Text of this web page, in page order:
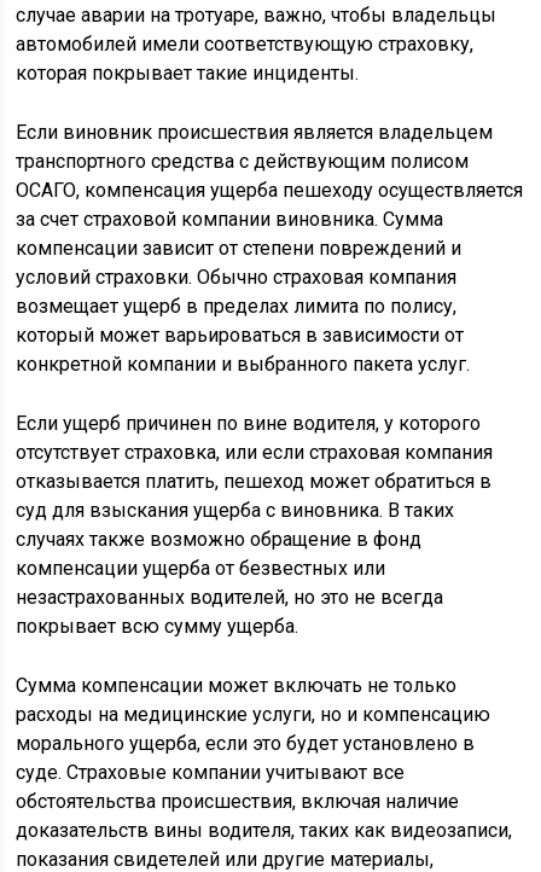
случае аварии на тротуаре, важно, чтобы владельцы
автомобилей имели соответствующую страховку,
которая покрывает такие инциденты.
Если виновник происшествия является владельцем
транспортного средства с действующим полисом
ОСАГО, компенсация ущерба пешеходу осуществляется
за счет страховой компании виновника. Сумма
компенсации зависит от степени повреждений и
условий страховки. Обычно страховая компания
возмещает ущерб в пределах лимита по полису,
который может варьироваться в зависимости от
конкретной компании и выбранного пакета услуг.
Если ущерб причинен по вине водителя, у которого
отсутствует страховка, или если страховая компания
отказывается платить, пешеход может обратиться в
суд для взыскания ущерба с виновника. В таких
случаях также возможно обращение в фонд
компенсации ущерба от безвестных или
незастрахованных водителей, но это не всегда
покрывает всю сумму ущерба.
Сумма компенсации может включать не только
расходы на медицинские услуги, но и компенсацию
морального ущерба, если это будет установлено в
суде. Страховые компании учитывают все
обстоятельства происшествия, включая наличие
доказательств вины водителя, таких как видеозаписи,
показания свидетелей или другие материалы,